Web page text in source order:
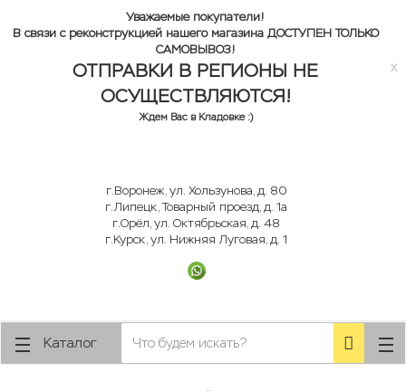
Уважаемые покупатели!
В связи с реконструкцией нашего магазина ДОСТУПЕН ТОЛЬКО
САМОВЫВОЗ!
ОТПРАВКИ В РЕГИОНЫ НЕ
ОСУЩЕСТВЛЯЮТСЯ!
Ждем Вас в Кладовке :)
x
г.Воронеж, ул. Хользунова, д. 80
г.Липецк, Товарный проезд, д. 1а
г.Орёл, ул. Октябрьская, д. 48
г.Курск, ул. Нижняя Луговая, д. 1
Каталог